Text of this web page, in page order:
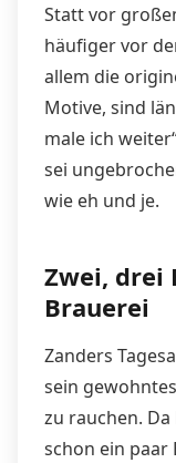
Statt vor
häufiger vor
allem die
Motive, sind
male ich
sei
wie eh und je.
Zwei, drei
Brauerei
Zanders
sein
zu rauchen.
schon ein paar